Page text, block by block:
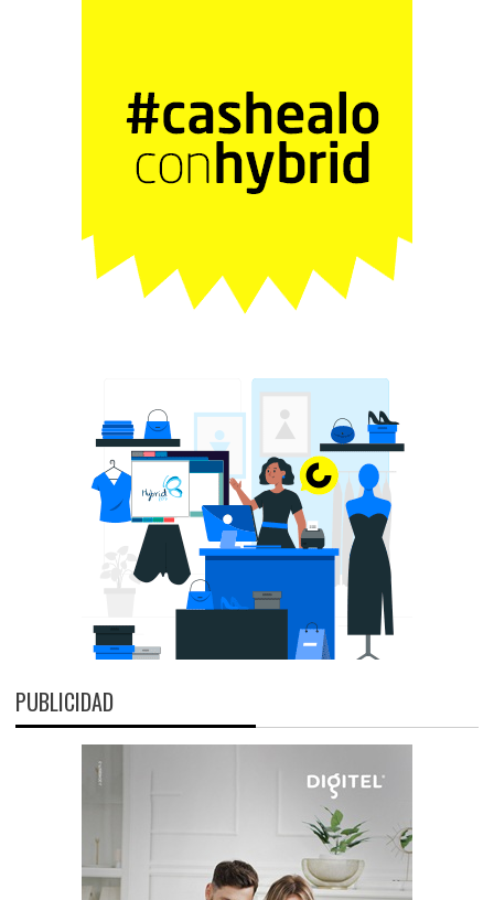
PUBLICIDAD